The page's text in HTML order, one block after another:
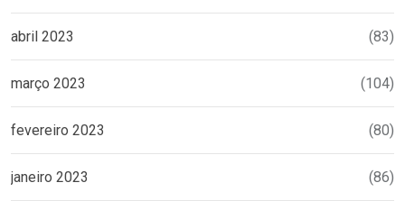
abril 2023 (83)
março 2023 (104)
fevereiro 2023 (80)
janeiro 2023 (86)